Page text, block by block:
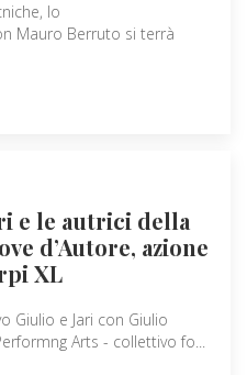
lo
Mauro Berruto si terrà
e le autrici della
d’Autore, azione
XL
Giulio e Jari con Giulio
Arts - collettivo fo...